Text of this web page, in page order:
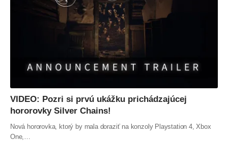
VIDEO: Pozri si prvú ukážku prichádzajúcej
hororovky Silver Chains!
Nová hororovka, ktorý by mala doraziť na konzoly Playstation 4, Xbox
One,…